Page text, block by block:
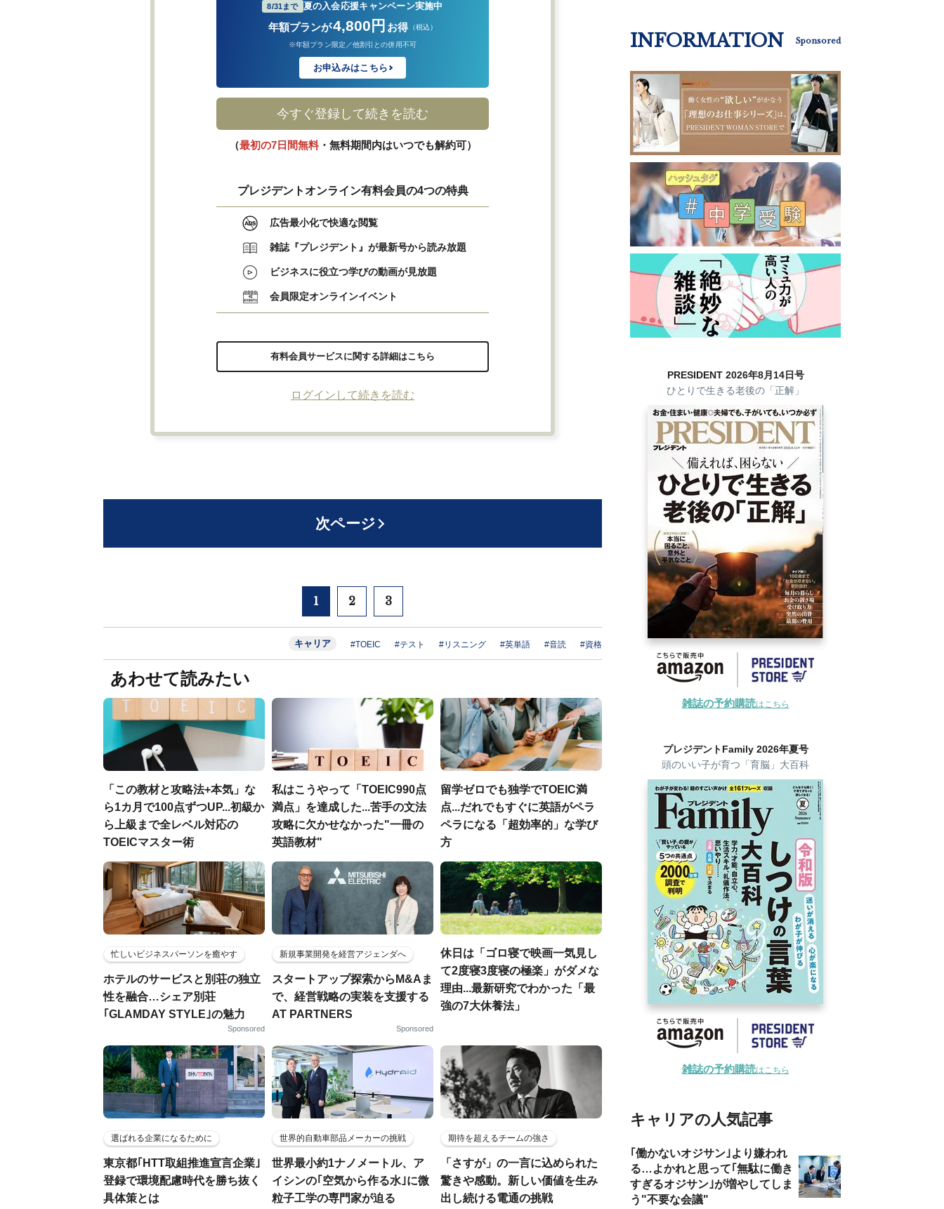
8/31まで 夏の入会応援キャンペーン実施中
年額プランが4,800円 お得 （税込）
※年額プラン限定／他割引との併用不可
お申込みはこちら
今すぐ登録して続きを読む
（最初の7日間無料・無料期間内はいつでも解約可）
プレジデントオンライン有料会員の4つの特典
広告最小化で快適な閲覧
雑誌『プレジデント』が最新号から読み放題
ビジネスに役立つ学びの動画が見放題
会員限定オンラインイベント
有料会員サービスに関する詳細はこちら
ログインして続きを読む
次ページ
1 2 3
キャリア #TOEIC #テスト #リスニング #英単語 #音読 #資格
あわせて読みたい
「この教材と攻略法+本気」な
ら1カ月で100点ずつUP...初級か
ら上級まで全レベル対応の
TOEICマスター術
私はこうやって「TOEIC990点
満点」を達成した...苦手の文法
攻略に欠かせなかった"一冊の
英語教材"
留学ゼロでも独学でTOEIC満
点...だれでもすぐに英語がペラ
ペラになる「超効率的」な学び
方
忙しいビジネスパーソンを癒やす
ホテルのサービスと別荘の独立
性を融合…シェア別荘
｢GLAMDAY STYLE｣の魅力
Sponsored
新規事業開発を経営アジェンダへ
スタートアップ探索からM&Aま
で、経営戦略の実装を支援する
AT PARTNERS
Sponsored
休日は「ゴロ寝で映画一気見し
て2度寝3度寝の極楽」がダメな
理由...最新研究でわかった「最
強の7大休養法」
選ばれる企業になるために
東京都｢HTT取組推進宣言企業｣
登録で環境配慮時代を勝ち抜く
具体策とは
世界的自動車部品メーカーの挑戦
世界最小約1ナノメートル、ア
イシンの｢空気から作る水｣に微
粒子工学の専門家が迫る
期待を超えるチームの強さ
「さすが」の一言に込められた
驚きや感動。新しい価値を生み
出し続ける電通の挑戦
INFORMATION Sponsored
PRESIDENT 2026年8月14日号
ひとりで生きる老後の「正解」
雑誌の予約購読はこちら
プレジデントFamily 2026年夏号
頭のいい子が育つ「育脳」大百科
雑誌の予約購読はこちら
キャリアの人気記事
｢働かないオジサン｣より嫌われ
る…よかれと思って｢無駄に働き
すぎるオジサン｣が増やしてしま
う"不要な会議"